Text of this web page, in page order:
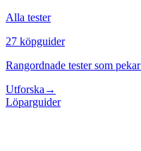
Alla tester
27 köpguider
Rangordnade tester som
Utforska →
Löparguider